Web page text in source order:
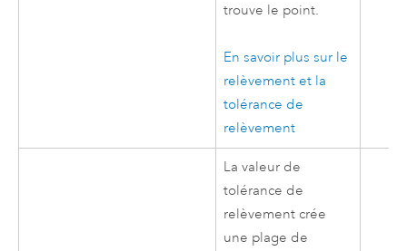
trouve le point.
En savoir plus sur le
relèvement et la
tolérance de
relèvement
La valeur de
tolérance de
relèvement crée
une plage de